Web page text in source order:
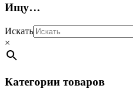
Ищу…
Искать
×
Категории товаров